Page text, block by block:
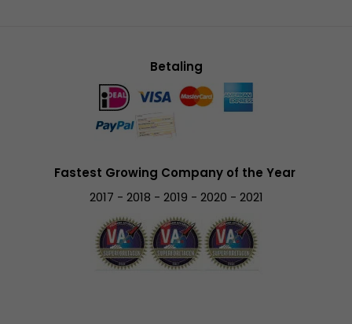
Betaling
Fastest Growing Company of the Year
2017 - 2018 - 2019 - 2020 - 2021